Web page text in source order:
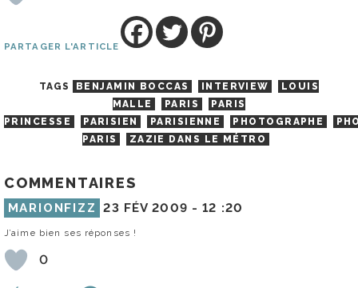
PARTAGER L'ARTICLE
TAGS BENJAMIN BOCCAS INTERVIEW
LOUIS
MALLE
PARIS
PARIS
PRINCESSE
PARISIEN PARISIENNE PHOTOGRAPHE
PARIS
ZAZIE DANS LE MÉTRO
COMMENTAIRES
MARIONFIZZ 23 FÉV 2009 -12 :20
J’aime bien ses réponses !
0